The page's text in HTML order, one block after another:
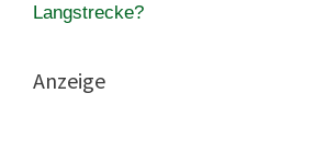
Langstrecke?
Anzeige